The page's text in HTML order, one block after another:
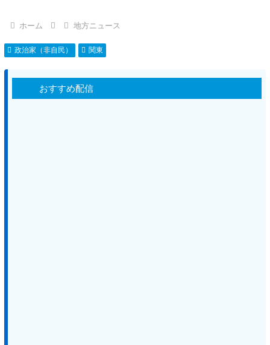
ホーム 地方ニュース
政治家（非自民） 関東
おすすめ配信